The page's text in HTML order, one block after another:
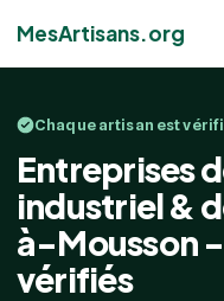
MesArtisans.org
Chaque artisan est
Entreprises
industriel &
à-Mousson
vérifiés